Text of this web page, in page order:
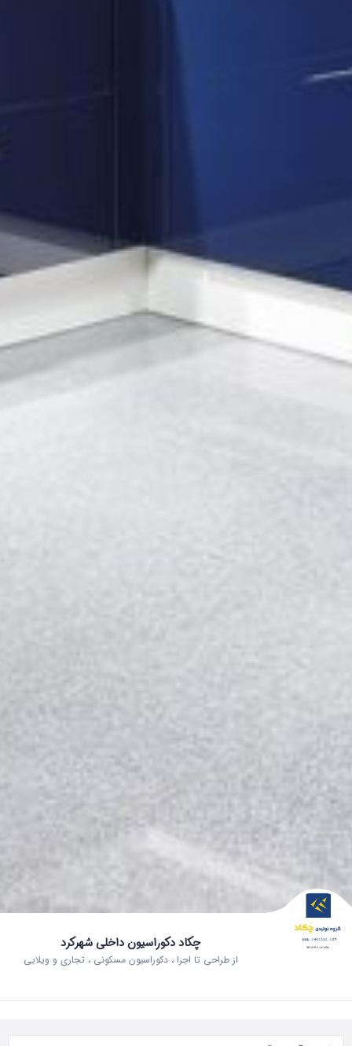
چکاد دکوراسیون داخلی شهرکرد
از طراحی تا اجرا ، دکوراسیون مسکونی ، تجاری و ویلایی